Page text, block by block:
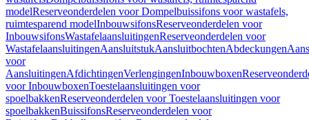
modelReserveonderdelen voor Dompelbuissifons voor wastafels,
ruimtesparend modelInbouwsifonsReserveonderdelen voor
InbouwsifonsWastafelaansluitingenReserveonderdelen voor
WastafelaansluitingenAansluitstukAansluitbochtenAbdeckungen
voor
AansluitingenAfdichtingenVerlengingenInbouwboxen
voor InbouwboxenToestelaansluitingen voor
spoelbakkenReserveonderdelen voor Toestelaansluitingen voor
spoelbakkenBuissifonsReserveonderdelen voor